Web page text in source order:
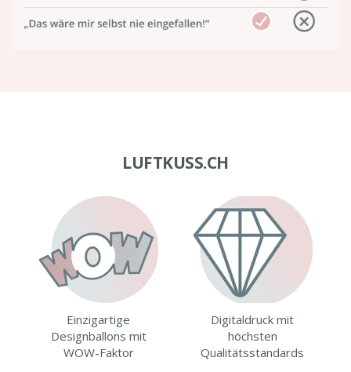
LUFTKUSS.CH
Einzigartige
Designballons mit
WOW-Faktor
Digitaldruck mit
höchsten
Qualitätsstandards